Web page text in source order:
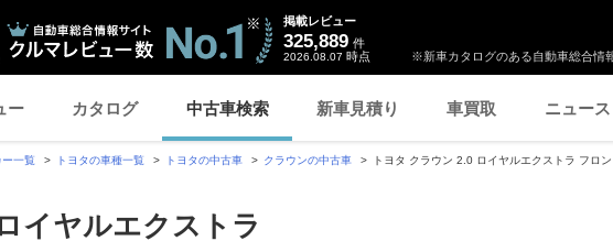
※新車カタログのある自動車総合情
掲載レビュー
325,889 件
2026.08.07 時点
ー カタログ 中古車検索 新車見積り 車買取 ニュース
ー一覧 トヨタの車種一覧 トヨタの中古車 クラウンの中古車 トヨタ クラウン 2.0 ロイヤルエクストラ フロ
イヤルエクストラ